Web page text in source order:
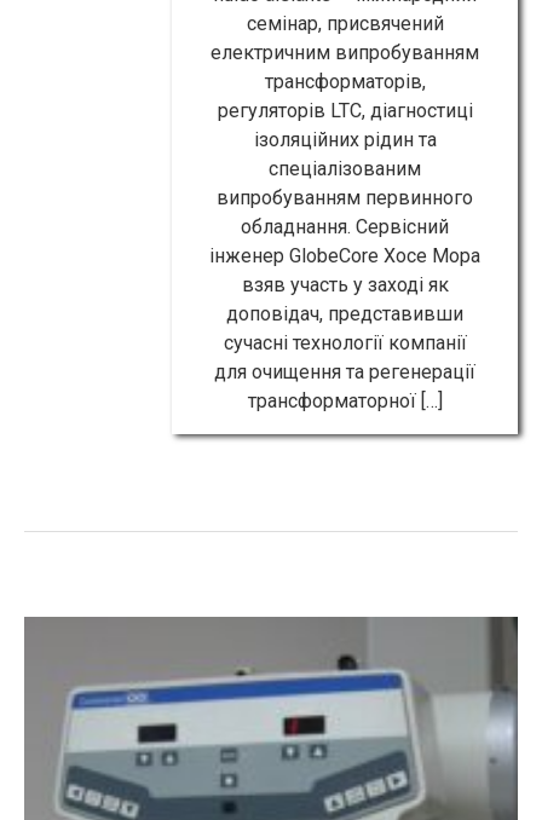
семінар, присвячений
електричним випробуванням
трансформаторів,
регуляторів LTC, діагностиці
ізоляційних рідин та
спеціалізованим
випробуванням первинного
обладнання. Сервісний
інженер GlobeCore Хосе Мора
взяв участь у заході як
доповідач, представивши
сучасні технології компанії
для очищення та регенерації
трансформаторної […]